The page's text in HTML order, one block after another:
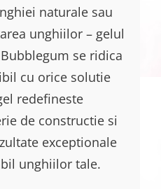
naturale sau
unghiilor – gelul
se ridica
cu orice solutie
redefineste
de constructie si
exceptionale
unghiilor tale.